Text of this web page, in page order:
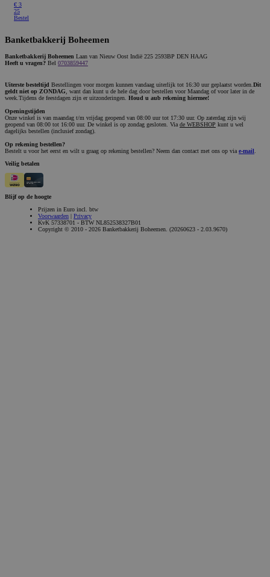
€ 3
25
Bestel
Banketbakkerij Boheemen
Banketbakkerij Boheemen Laan van Nieuw Oost Indië 225 2593BP DEN HAAG
Heeft u vragen? Bel 0703859447
Uiterste besteltijd Bestellingen voor morgen kunnen vandaag uiterlijk tot 16:30 uur geplaatst worden. Dit
geldt niet op ZONDAG , want dan kunt u de hele dag door bestellen voor Maandag of voor later in de
week.Tijdens de feestdagen zijn er uitzonderingen. Houd u aub rekening hiermee!
Openingstijden
Onze winkel is van maandag t/m vrijdag geopend van 08:00 uur tot 17:30 uur. Op zaterdag zijn wij
geopend van 08:00 tot 16:00 uur. De winkel is op zondag gesloten. Via de WEBSHOP kunt u wel
dagelijks bestellen (inclusief zondag).
Op rekening bestellen?
Bestelt u voor het eerst en wilt u graag op rekening bestellen? Neem dan contact met ons op via e-mail
Veilig betalen
Blijf op de hoogte
Prijzen in Euro incl. btw
Voorwaarden | Privacy
KvK 57338701 - BTW NL852538327B01
Copyright © 2010 - 2026 Banketbakkerij Boheemen. (20260623 - 2.03.9670)